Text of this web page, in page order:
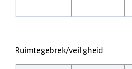
Ruimtegebrek/veiligheid